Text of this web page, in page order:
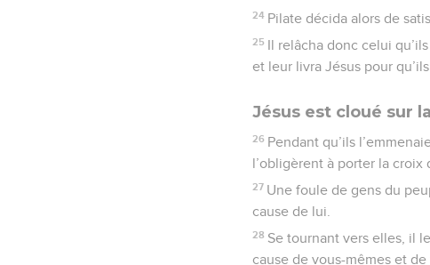
24 Pilate décida alors de
25 Il relâcha donc celui
et leur livra Jésus pour
Jésus est cloué sur
26 Pendant qu’ils
l’obligèrent à porter la croix
27 Une foule de gens du
cause de lui.
28 Se tournant vers elles, il
cause de vous-mêmes et